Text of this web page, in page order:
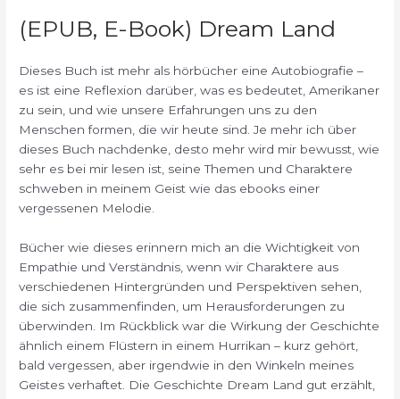
(EPUB, E-Book) Dream Land
Dieses Buch ist mehr als hörbücher eine Autobiografie –
es ist eine Reflexion darüber, was es bedeutet, Amerikaner
zu sein, und wie unsere Erfahrungen uns zu den
Menschen formen, die wir heute sind. Je mehr ich über
dieses Buch nachdenke, desto mehr wird mir bewusst, wie
sehr es bei mir lesen ist, seine Themen und Charaktere
schweben in meinem Geist wie das ebooks einer
vergessenen Melodie.
Bücher wie dieses erinnern mich an die Wichtigkeit von
Empathie und Verständnis, wenn wir Charaktere aus
verschiedenen Hintergründen und Perspektiven sehen,
die sich zusammenfinden, um Herausforderungen zu
überwinden. Im Rückblick war die Wirkung der Geschichte
ähnlich einem Flüstern in einem Hurrikan – kurz gehört,
bald vergessen, aber irgendwie in den Winkeln meines
Geistes verhaftet. Die Geschichte Dream Land gut erzählt,